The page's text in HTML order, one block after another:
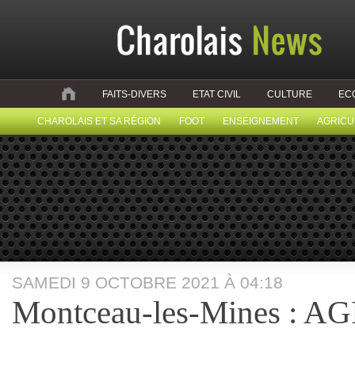
FAITS-DIVERS ETAT CIVIL CULTURE
CHAROLAIS ET SA RÉGION FOOT ENSEIGNEMENT
SAMEDI 9 OCTOBRE 2021 À 04:18
Montceau-les-Mines :